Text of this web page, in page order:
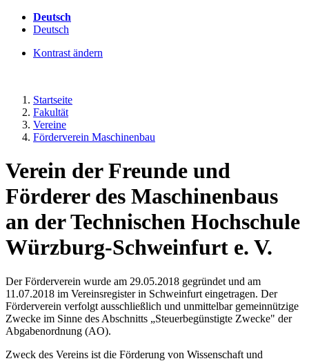
Deutsch
Deutsch
Kontrast ändern
Startseite
Fakultät
Vereine
Förderverein Maschinenbau
Verein der Freunde und
Förderer des Maschinenbaus
an der Technischen Hochschule
Würzburg-Schweinfurt e. V.
Der Förderverein wurde am 29.05.2018 gegründet und am
11.07.2018 im Vereinsregister in Schweinfurt eingetragen. Der
Förderverein verfolgt ausschließlich und unmittelbar gemeinnützige
Zwecke im Sinne des Abschnitts „Steuerbegünstigte Zwecke" der
Abgabenordnung (AO).
Zweck des Vereins ist die Förderung von Wissenschaft und